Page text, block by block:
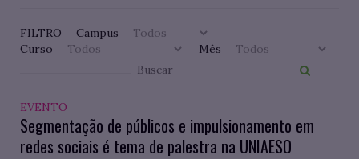
FILTRO
Campus
Curso
Mês
EVENTO
Segmentação de públicos e impulsionamento em
redes sociais é tema de palestra na UNIAESO